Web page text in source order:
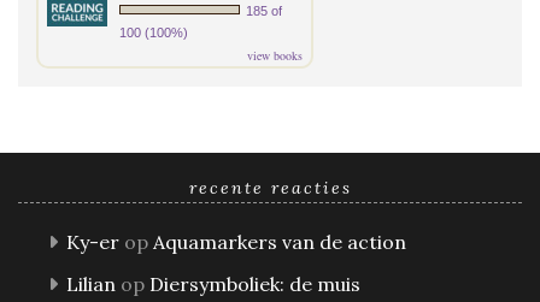
185 of
100 (100%)
view books
recente reacties
Ky-er op Aquamarkers van de action
Lilian op Diersymboliek: de muis